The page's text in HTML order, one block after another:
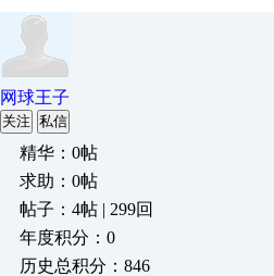
网球王子
关注 私信
精华：0帖
求助：0帖
帖子：4帖 | 299回
年度积分：0
历史总积分：846